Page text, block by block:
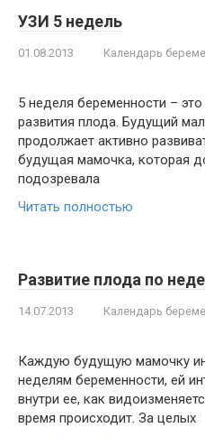
УЗИ 5 недель
01.08.2013 Календарь
5 неделя беременности –
развития плода. Будущий
продолжает активно
будущая мамочка, которая
подозревала
Читать полностью
Развитие плода по
14.07.2013 Календарь
Каждую будущую мамочку
неделям беременности, ей
внутри ее, как
время происходит. За целых